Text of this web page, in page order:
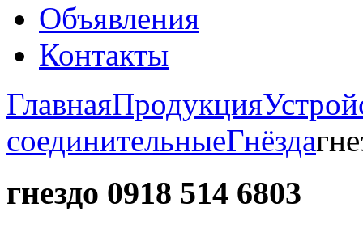
Объявления
Контакты
ГлавнаяПродукция
соединительныеГнёзда
гнездо 0918 514 6803